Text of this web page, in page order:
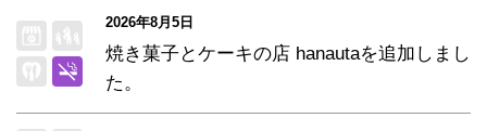
2026年8月5日
焼き菓子とケーキの店 hanautaを追加しまし
た。